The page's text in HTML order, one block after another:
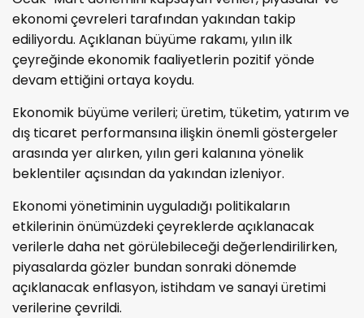
ekonomi çevreleri tarafından yakından takip
ediliyordu. Açıklanan büyüme rakamı, yılın ilk
çeyreğinde ekonomik faaliyetlerin pozitif yönde
devam ettiğini ortaya koydu.
Ekonomik büyüme verileri; üretim, tüketim, yatırım ve
dış ticaret performansına ilişkin önemli göstergeler
arasında yer alırken, yılın geri kalanına yönelik
beklentiler açısından da yakından izleniyor.
Ekonomi yönetiminin uyguladığı politikaların
etkilerinin önümüzdeki çeyreklerde açıklanacak
verilerle daha net görülebileceği değerlendirilirken,
piyasalarda gözler bundan sonraki dönemde
açıklanacak enflasyon, istihdam ve sanayi üretimi
verilerine çevrildi.